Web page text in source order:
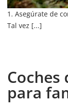
1. Asegúrate de
Tal vez [...]
Coches
para